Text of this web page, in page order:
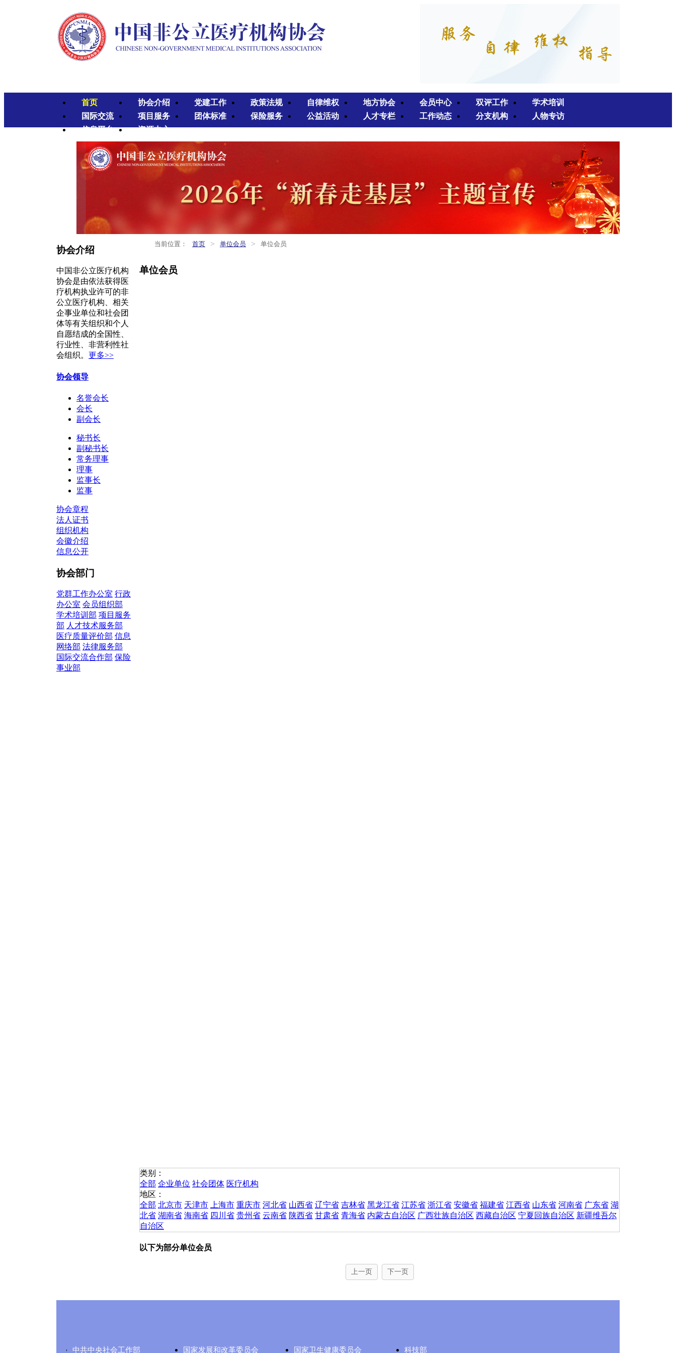
首页 协会介绍 党建工作 政策法规 自律维权 地方协会 会员中心 双评工作
学术培训
国际交流
项目服务 团体标准 保险服务 公益活动 人才专栏 工作动态 分支机构
人物专访
信息平台
资源中心
协会介绍
中国非公立医疗机构
协会是由依法获得医
疗机构执业许可的非
公立医疗机构、相关
企事业单位和社会团
体等有关组织和个人
自愿结成的全国性、
行业性、非营利性社
会组织。 更多>>
协会领导
名誉会长
会长
副会长
秘书长
副秘书长
常务理事
理事
监事长
监事
协会章程
法人证书
组织机构
会徽介绍
信息公开
协会部门
党群工作办公室 行政
办公室 会员组织部
学术培训部 项目服务
部 人才技术服务部
医疗质量评价部 信息
网络部 法律服务部
国际交流合作部 保险
事业部
当前位置： 首页 > 单位会员 > 单位会员
单位会员
类别：
全部 企业单位 社会团体 医疗机构
地区：
全部 北京市 天津市 上海市 重庆市 河北省 山西省 辽宁省 吉林省 黑龙江省 江苏省 浙江省 安徽省 福建省 江西省 山东省 河南省 广东省 湖
北省 湖南省 海南省 四川省 贵州省 云南省 陕西省 甘肃省 青海省 内蒙古自治区 广西壮族自治区 西藏自治区 宁夏回族自治区 新疆维吾尔
自治区
以下为部分单位会员
上一页 下一页
中共中央社会工作部 国家发展和改革委员会 国家卫生健康委员会 科技部